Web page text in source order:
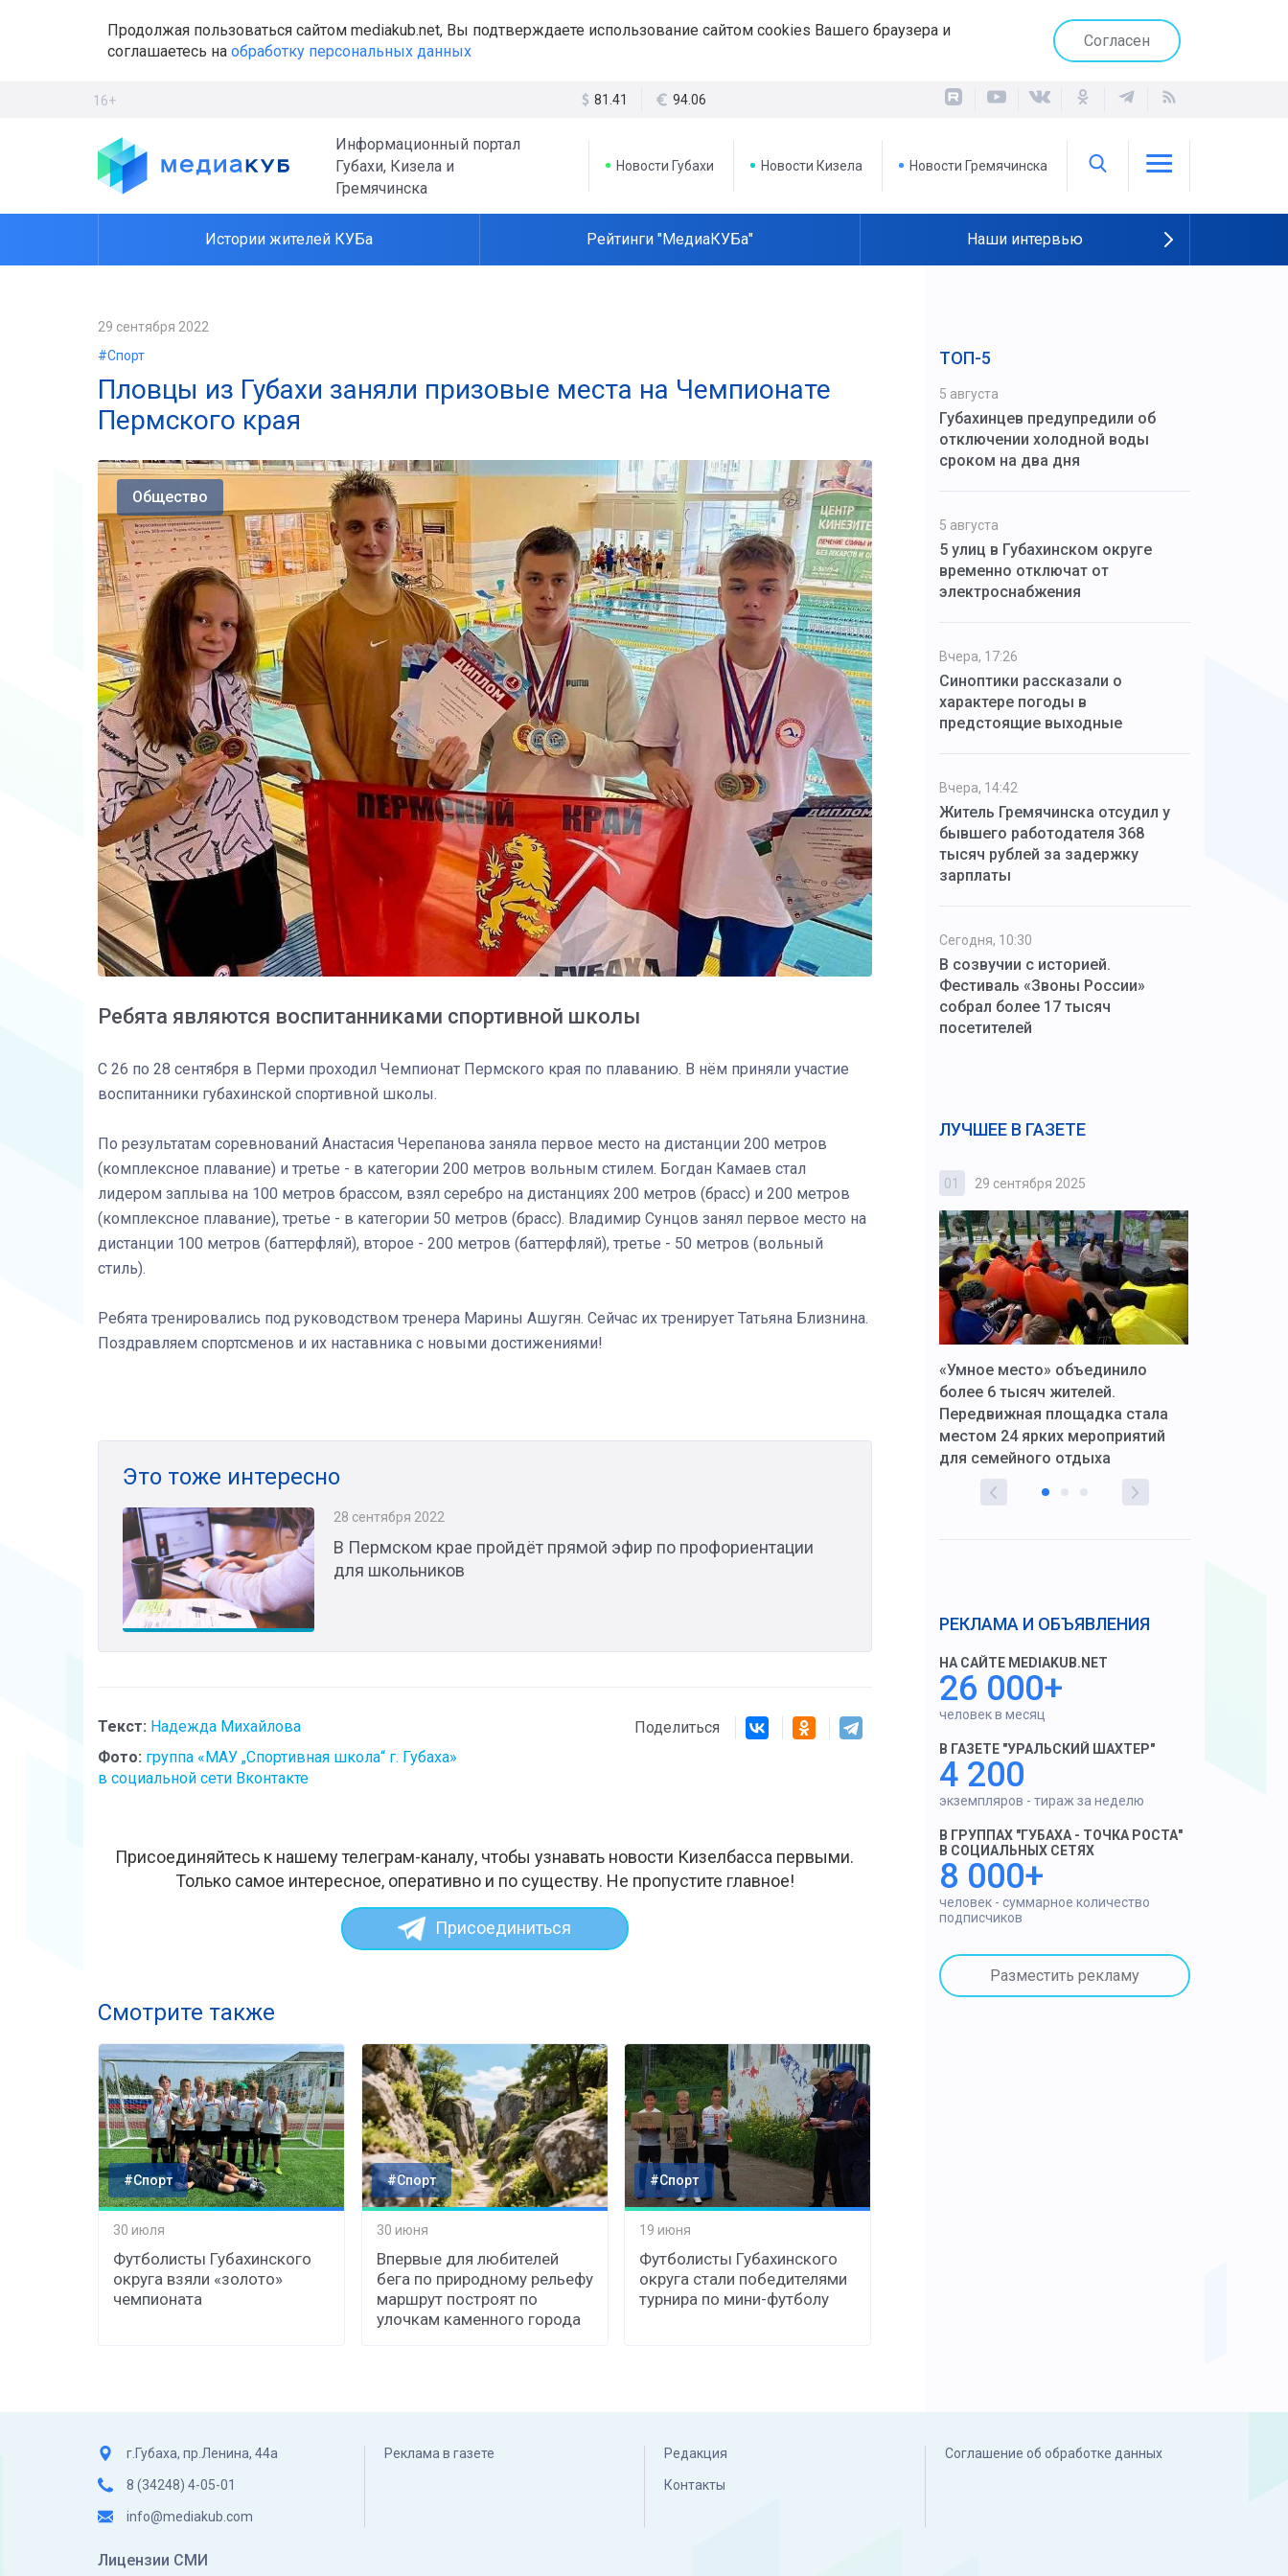
Продолжая пользоваться сайтом mediakub.net, Вы подтверждаете использование сайтом cookies Вашего браузера и
соглашаетесь на обработку персональных данных
Согласен
16+ 81.41 94.06
Информационный портал
Губахи, Кизела и
Гремячинска
Новости Губахи Новости Кизела Новости Гремячинска
Истории жителей КУБа Рейтинги "МедиаКУБа" Наши интервью
29 сентября 2022
#Спорт
Пловцы из Губахи заняли призовые места на Чемпионате
Пермского края
Общество
Ребята являются воспитанниками спортивной школы
С 26 по 28 сентября в Перми проходил Чемпионат Пермского края по плаванию. В нём приняли участие
воспитанники губахинской спортивной школы.
По результатам соревнований Анастасия Черепанова заняла первое место на дистанции 200 метров
(комплексное плавание) и третье - в категории 200 метров вольным стилем. Богдан Камаев стал
лидером заплыва на 100 метров брассом, взял серебро на дистанциях 200 метров (брасс) и 200 метров
(комплексное плавание), третье - в категории 50 метров (брасс). Владимир Сунцов занял первое место на
дистанции 100 метров (баттерфляй), второе - 200 метров (баттерфляй), третье - 50 метров (вольный
стиль).
Ребята тренировались под руководством тренера Марины Ашугян. Сейчас их тренирует Татьяна Близнина.
Поздравляем спортсменов и их наставника с новыми достижениями!
Это тоже интересно
28 сентября 2022
В Пермском крае пройдёт прямой эфир по профориентации
для школьников
Текст: Надежда Михайлова
Фото: группа «МАУ „Спортивная школа“ г. Губаха»
в социальной сети Вконтакте
Поделиться
Присоединяйтесь к нашему телеграм-каналу, чтобы узнавать новости Кизелбасса первыми.
Только самое интересное, оперативно и по существу. Не пропустите главное!
Присоединиться
Смотрите также
#Спорт
30 июля
Футболисты Губахинского
округа взяли «золото»
чемпионата
#Спорт
30 июня
Впервые для любителей
бега по природному рельефу
маршрут построят по
улочкам каменного города
#Спорт
19 июня
Футболисты Губахинского
округа стали победителями
турнира по мини-футболу
ТОП-5
5 августа
Губахинцев предупредили об
отключении холодной воды
сроком на два дня
5 августа
5 улиц в Губахинском округе
временно отключат от
электроснабжения
Вчера, 17:26
Синоптики рассказали о
характере погоды в
предстоящие выходные
Вчера, 14:42
Житель Гремячинска отсудил у
бывшего работодателя 368
тысяч рублей за задержку
зарплаты
Сегодня, 10:30
В созвучии с историей.
Фестиваль «Звоны России»
собрал более 17 тысяч
посетителей
ЛУЧШЕЕ В ГАЗЕТЕ
03 4 октября 2025
реальностью свою детскую
01 29 сентября 2025
«Умное место» объединило
более 6 тысяч жителей.
Передвижная площадка стала
местом 24 ярких мероприятий
для семейного отдыха
РЕКЛАМА И ОБЪЯВЛЕНИЯ
НА САЙТЕ MEDIAKUB.NET
26 000+
человек в месяц
В ГАЗЕТЕ "УРАЛЬСКИЙ ШАХТЕР"
4 200
экземпляров - тираж за неделю
В ГРУППАХ "ГУБАХА - ТОЧКА РОСТА"
В СОЦИАЛЬНЫХ СЕТЯХ
8 000+
человек - суммарное количество
подписчиков
Разместить рекламу
г.Губаха, пр.Ленина, 44а
8 (34248) 4-05-01
info@mediakub.com
Реклама в газете Редакция
Контакты
Соглашение об обработке данных
Лицензии СМИ